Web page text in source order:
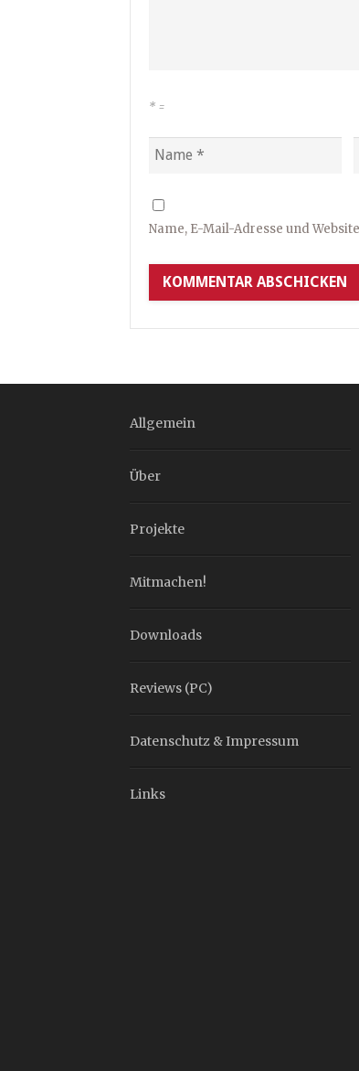
* =
Name, E-Mail-Adresse und
Allgemein
Über
Projekte
Mitmachen!
Downloads
Reviews (PC)
Datenschutz & Impressum
Links